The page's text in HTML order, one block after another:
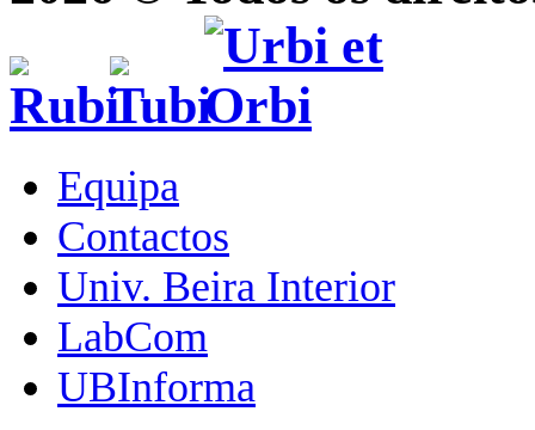
Equipa
Contactos
Univ. Beira Interior
LabCom
UBInforma